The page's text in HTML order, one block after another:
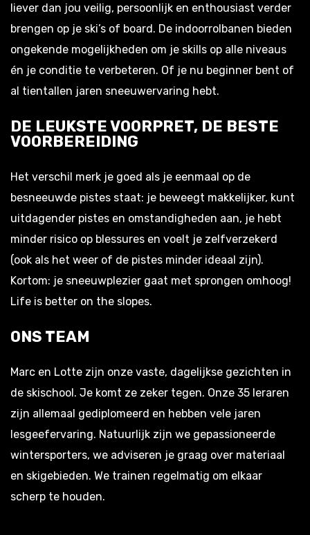
liever dan jou veilig, persoonlijk en enthousiast verder
brengen op je ski’s of board. De indoorrolbanen bieden
ongekende mogelijkheden om je skills op alle niveaus
én je conditie te verbeteren. Of je nu beginner bent of
al tientallen jaren sneeuwervaring hebt.
DE LEUKSTE VOORPRET, DE BESTE
VOORBEREIDING
Het verschil merk je goed als je eenmaal op de
besneeuwde pistes staat: je beweegt makkelijker, kunt
uitdagender pistes en omstandigheden aan, je hebt
minder risico op blessures en voelt je zelfverzekerd
(ook als het weer of de pistes minder ideaal zijn).
Kortom: je sneeuwplezier gaat met sprongen omhoog!
Life is better on the slopes.
ONS TEAM
Marc en Lotte zijn onze vaste, dagelijkse gezichten in
de skischool. Je komt ze zeker tegen. Onze 35 leraren
zijn allemaal gediplomeerd en hebben vele jaren
lesgeefervaring. Natuurlijk zijn we gepassioneerde
wintersporters, we adviseren je graag over materiaal
en skigebieden. We trainen regelmatig om elkaar
scherp te houden.